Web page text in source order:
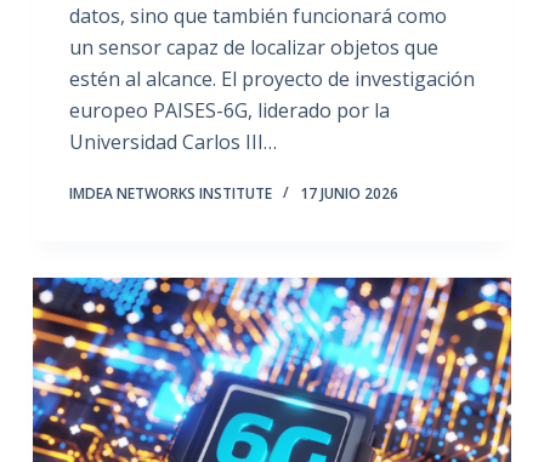
datos, sino que también funcionará como
un sensor capaz de localizar objetos que
estén al alcance. El proyecto de investigación
europeo PAISES-6G, liderado por la
Universidad Carlos III…
IMDEA NETWORKS INSTITUTE 17 JUNIO 2026